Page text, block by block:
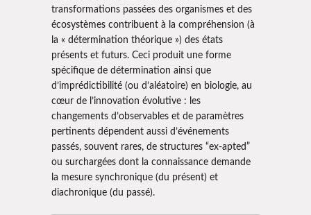
transformations passées des organismes et des
écosystèmes contribuent à la compréhension (à
la « détermination théorique ») des états
présents et futurs. Ceci produit une forme
spécifique de détermination ainsi que
d’imprédictibilité (ou d’aléatoire) en biologie, au
cœur de l’innovation évolutive : les
changements d’observables et de paramètres
pertinents dépendent aussi d’événements
passés, souvent rares, de structures “ex-apted”
ou surchargées dont la connaissance demande
la mesure synchronique (du présent) et
diachronique (du passé).